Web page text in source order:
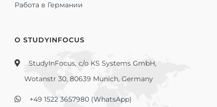
Работа в Германии
О STUDYINFOCUS
StudyInFocus, c/o KS Systems GmbH,
Wotanstr 30, 80639 Munich, Germany
+49 1522 3657980 (WhatsApp)